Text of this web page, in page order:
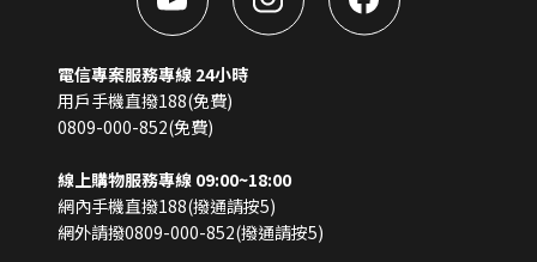
電信專案服務專線 24小時
用戶手機直撥188(免費)
0809-000-852(免費)
線上購物服務專線 09:00~18:00
網內手機直撥188(撥通請按5)
網外請撥0809-000-852(撥通請按5)